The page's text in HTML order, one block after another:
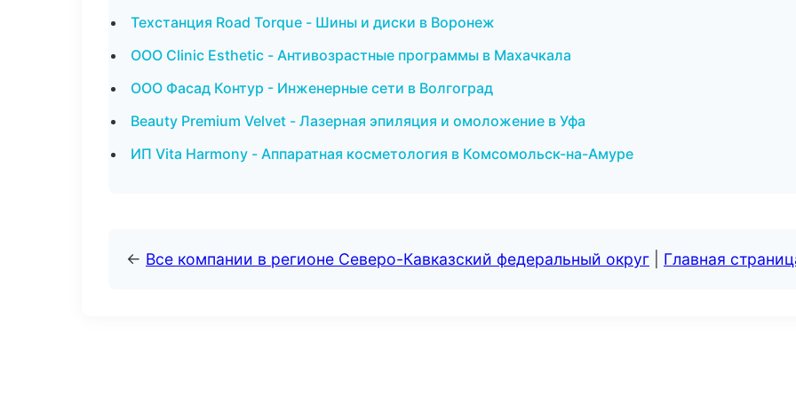
Техстанция Road Torque - Шины и диски в Воронеж
ООО Clinic Esthetic - Антивозрастные программы в Махачкала
ООО Фасад Контур - Инженерные сети в Волгоград
Beauty Premium Velvet - Лазерная эпиляция и омоложение в Уфа
ИП Vita Harmony - Аппаратная косметология в Комсомольск-на-Амуре
← Все компании в регионе Северо-Кавказский федеральный округ Главная